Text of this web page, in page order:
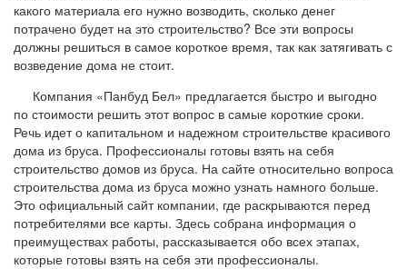
какого материала его нужно возводить, сколько денег
потрачено будет на это строительство? Все эти вопросы
должны решиться в самое короткое время, так как затягивать с
возведение дома не стоит.
Компания «Панбуд Бел» предлагается быстро и выгодно
по стоимости решить этот вопрос в самые короткие сроки.
Речь идет о капитальном и надежном строительстве красивого
дома из бруса. Профессионалы готовы взять на себя
строительство домов из бруса. На сайте относительно вопроса
строительства дома из бруса можно узнать намного больше.
Это официальный сайт компании, где раскрываются перед
потребителями все карты. Здесь собрана информация о
преимуществах работы, рассказывается обо всех этапах,
которые готовы взять на себя эти профессионалы.